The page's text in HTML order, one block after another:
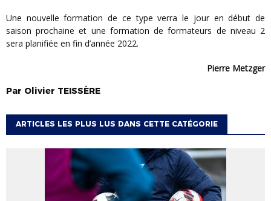
Une nouvelle formation de ce type verra le jour en début de
saison prochaine et une formation de formateurs de niveau 2
sera planifiée en fin d’année 2022.
Pierre Metzger
Par Olivier TEISSÈRE
ARTICLES LES PLUS LUS DANS CETTE CATÉGORIE